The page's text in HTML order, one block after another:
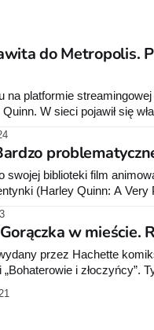
do Metropolis.
na platformie
W sieci pojawił się
swojej biblioteki film
(Harley Quinn: A
Walentynki.
w mieście.
przez Hachette
i złoczyńcy”.
Harley, ale przyznam że